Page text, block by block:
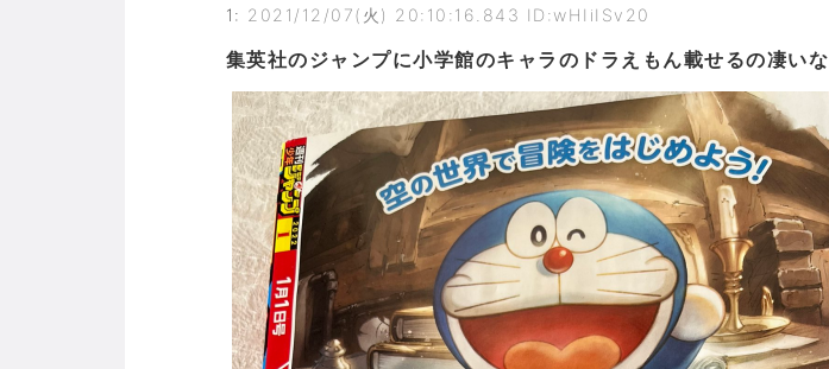
1 : 2021/12/07(火) 20:10:16.843 ID:wHIiISv20
集英社のジャンプに小学館のキャラのドラえもん載せるの凄いな